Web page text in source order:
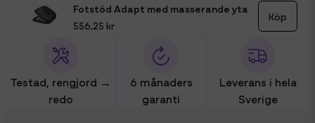
Fotstöd Adapt med masserande yta
556,25 kr
Köp
Testad, rengjord →
redo
6 månaders
garanti
Leverans i hela
Sverige